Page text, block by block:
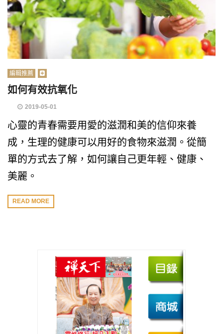
編輯推薦
如何有效抗氧化
2019-05-01
心靈的青春需要用愛的滋潤和美的信仰來養
成，生理的健康可以用好的食物來滋潤。從簡
單的方式去了解，如何讓自己更年輕、健康、
美麗。
READ MORE